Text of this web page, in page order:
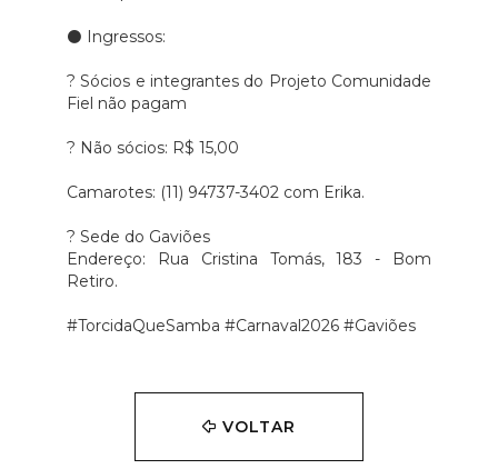
⚫ Ingressos:
? Sócios e integrantes do Projeto Comunidade
Fiel não pagam
?️ Não sócios: R$ 15,00
Camarotes: (11) 94737-3402 com Erika.
? Sede do Gaviões
Endereço: Rua Cristina Tomás, 183 - Bom
Retiro.
#TorcidaQueSamba #Carnaval2026 #Gaviões
VOLTAR